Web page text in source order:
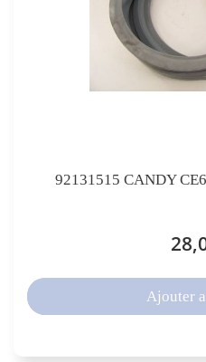
92131515 CANDY
Ajouter